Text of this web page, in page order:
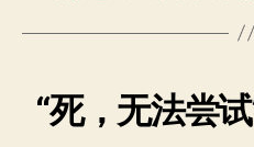
“死，无法尝